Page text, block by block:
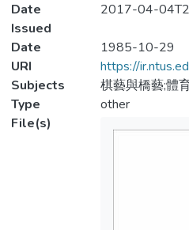
Date
Issued
2017-04-
Date
1985-10-29
URI
https://
Subjects
棋藝與橋藝;體
Type
other
File(s)